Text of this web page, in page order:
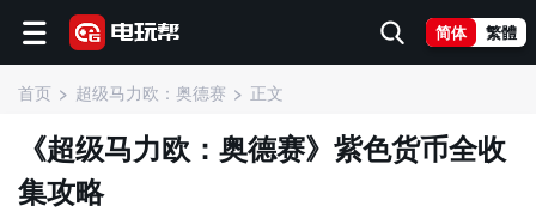
简体 繁體
首页 超级马力欧：奥德赛 正文
《超级马力欧：奥德赛》紫色货币全收
集攻略